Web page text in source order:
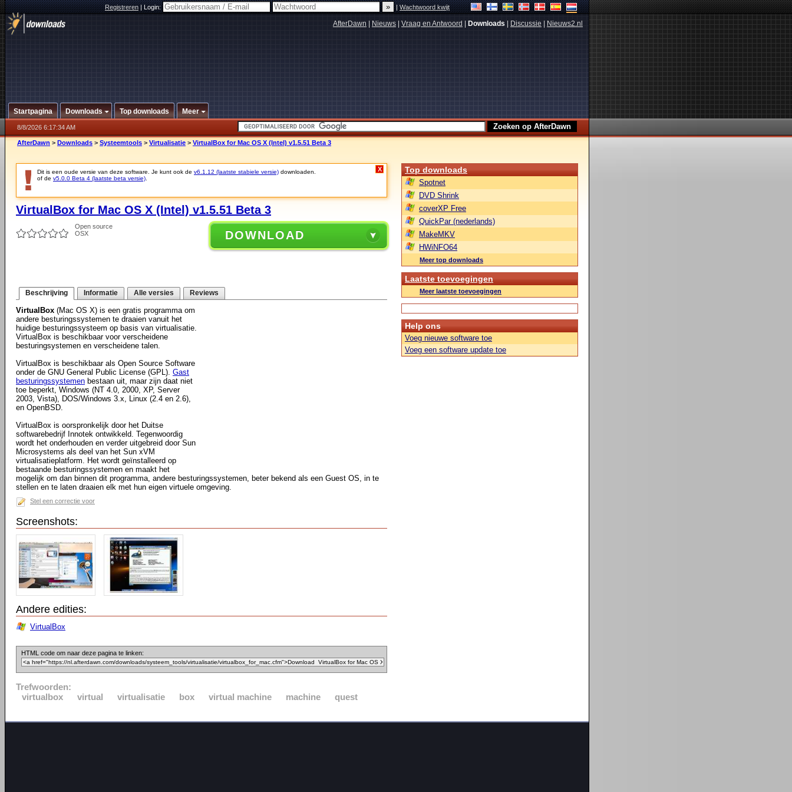
Registreren|Login: |Wachtwoord kwijt
AfterDawn Nieuws Vraag en Antwoord Downloads Discussie Nieuws2.nl
Startpagina Downloads Top downloads Meer
8/8/2026 6:17:34 AM
AfterDawn > Downloads > Systeemtools > Virtualisatie > VirtualBox for Mac OS X (Intel) v1.5.51 Beta 3
Dit is een oude versie van deze software. Je kunt ook de v6.1.12 (laatste stabiele versie) downloaden.
of de v5.0.0 Beta 4 (laatste beta versie)
X
VirtualBox for Mac OS X (Intel) v1.5.51 Beta 3
Open source
OSX
DOWNLOAD
Beschrijving Informatie Alle versies Reviews
VirtualBox (Mac OS X) is een gratis programma om
andere besturingssystemen te draaien vanuit het
huidige besturingssysteem op basis van virtualisatie.
VirtualBox is beschikbaar voor verscheidene
besturingsystemen en verscheidene talen.
VirtualBox is beschikbaar als Open Source Software
onder de GNU General Public License (GPL). Gast
besturingssystemen bestaan uit, maar zijn daat niet
toe beperkt, Windows (NT 4.0, 2000, XP, Server
2003, Vista), DOS/Windows 3.x, Linux (2.4 en 2.6),
en OpenBSD.
VirtualBox is oorspronkelijk door het Duitse
softwarebedrijf Innotek ontwikkeld. Tegenwoordig
wordt het onderhouden en verder uitgebreid door Sun
Microsystems als deel van het Sun xVM
virtualisatieplatform. Het wordt geïnstalleerd op
bestaande besturingssystemen en maakt het
mogelijk om dan binnen dit programma, andere besturingssystemen, beter bekend als een Guest OS, in te
stellen en te laten draaien elk met hun eigen virtuele omgeving.
Stel een correctie voor
Screenshots:
Andere edities:
VirtualBox
HTML code om naar deze pagina te linken:
Trefwoorden:
virtualbox
virtual virtualisatie box virtual machine machine quest
Top downloads
Spotnet
DVD Shrink
coverXP Free
QuickPar (nederlands)
MakeMKV
HWiNFO64
Meer top downloads
Laatste toevoegingen
Meer laatste toevoegingen
Help ons
Voeg nieuwe software toe
Voeg een software update toe